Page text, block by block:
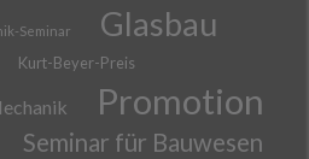
Seminar Glasbau
Kurt-Beyer-Preis
Promotion
Seminar für Bauwesen